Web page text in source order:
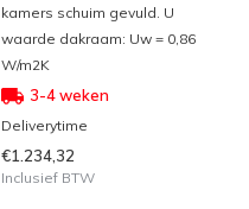
kamers schuim gevuld. U
waarde dakraam: Uw = 0,86
W/m2K
3-4 weken
Deliverytime
€1.234,32
Inclusief BTW